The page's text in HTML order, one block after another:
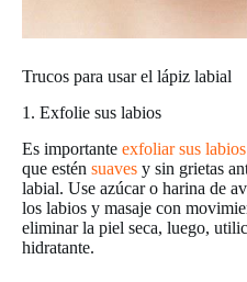
Trucos para usar el lápiz labial
1. Exfolie sus labios
Es importante exfoliar sus labios
que estén suaves y sin grietas
labial. Use azúcar o harina de
los labios y masaje con
eliminar la piel seca, luego,
hidratante.